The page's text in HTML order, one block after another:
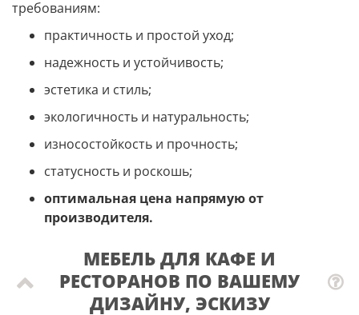
требованиям:
практичность и простой уход;
надежность и устойчивость;
эстетика и стиль;
экологичность и натуральность;
износостойкость и прочность;
статусность и роскошь;
оптимальная цена напрямую от
производителя.
МЕБЕЛЬ ДЛЯ КАФЕ И
РЕСТОРАНОВ ПО ВАШЕМУ
ДИЗАЙНУ, ЭСКИЗУ